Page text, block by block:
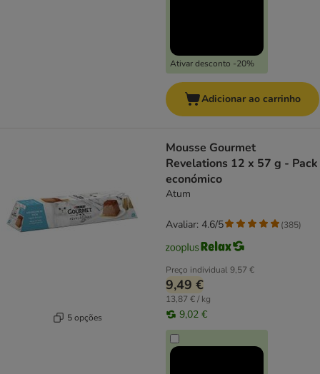
Ativar desconto -20%
Adicionar ao carrinho
5 opções
Mousse Gourmet
Revelations 12 x 57 g - Pack
económico
Atum
Preço individual9,57 €
9,49 €
13,87 € / kg
9,02 €
Avaliar: 4.6/5 (385)